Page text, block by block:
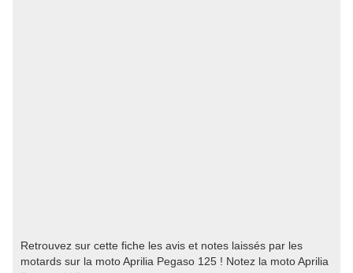
Retrouvez sur cette fiche les avis et notes laissés par les
motards sur la moto Aprilia Pegaso 125 ! Notez la moto Aprilia